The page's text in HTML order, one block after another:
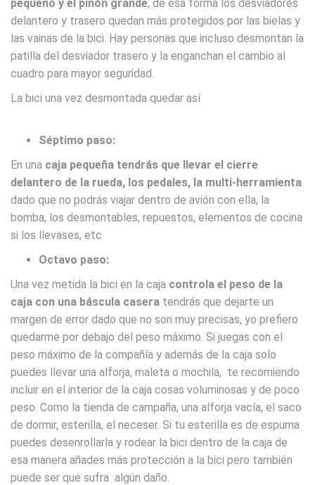
pequeño y el piñón grande, de esa forma los desviadores
delantero y trasero quedan más protegidos por las bielas y
las vainas de la bici. Hay personas que incluso desmontan la
patilla del desviador trasero y la enganchan el cambio al
cuadro para mayor seguridad.
La bici una vez desmontada quedar así
Séptimo paso:
En una caja pequeña tendrás que llevar el cierre
delantero de la rueda, los pedales, la multi-herramienta
dado que no podrás viajar dentro de avión con ella, la
bomba, los desmontables, repuestos, elementos de cocina
si los llevases, etc
Octavo paso:
Una vez metida la bici en la caja controla el peso de la
caja con una báscula casera tendrás que dejarte un
margen de error dado que no son muy precisas, yo prefiero
quedarme por debajo del peso máximo. Si juegas con el
peso máximo de la compañía y además de la caja solo
puedes llevar una alforja, maleta o mochila, te recomiendo
incluir en el interior de la caja cosas voluminosas y de poco
peso. Como la tienda de campaña, una alforja vacía, el saco
de dormir, esterilla, el neceser. Si tu esterilla es de espuma
puedes desenrollarla y rodear la bici dentro de la caja de
esa manera añades más protección a la bici pero también
puede ser que sufra algún daño.